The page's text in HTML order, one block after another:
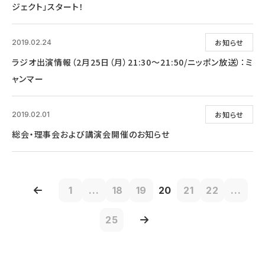
ジェクト」スタート！
お知らせ
2019.02.24
ラジオ出演情報（2月25日（月）21:30～21:50/ニッポン放送）：ミ
ャンマー
お知らせ
2019.02.01
総会・理事会および講演会開催のお知らせ
1 ... 18 19 20 21 22 ...
25